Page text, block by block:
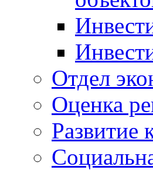
Отдел
Оценка
Развитие